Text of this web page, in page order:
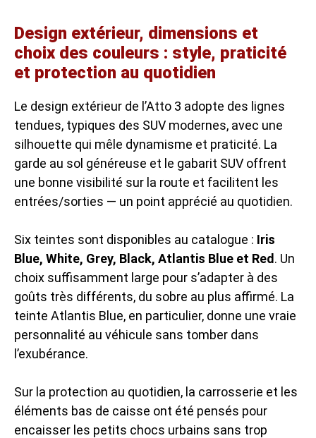
Design extérieur, dimensions et
choix des couleurs : style, praticité
et protection au quotidien
Le design extérieur de l’Atto 3 adopte des lignes
tendues, typiques des SUV modernes, avec une
silhouette qui mêle dynamisme et praticité. La
garde au sol généreuse et le gabarit SUV offrent
une bonne visibilité sur la route et facilitent les
entrées/sorties — un point apprécié au quotidien.
Six teintes sont disponibles au catalogue : Iris
Blue, White, Grey, Black, Atlantis Blue et Red. Un
choix suffisamment large pour s’adapter à des
goûts très différents, du sobre au plus affirmé. La
teinte Atlantis Blue, en particulier, donne une vraie
personnalité au véhicule sans tomber dans
l’exubérance.
Sur la protection au quotidien, la carrosserie et les
éléments bas de caisse ont été pensés pour
encaisser les petits chocs urbains sans trop